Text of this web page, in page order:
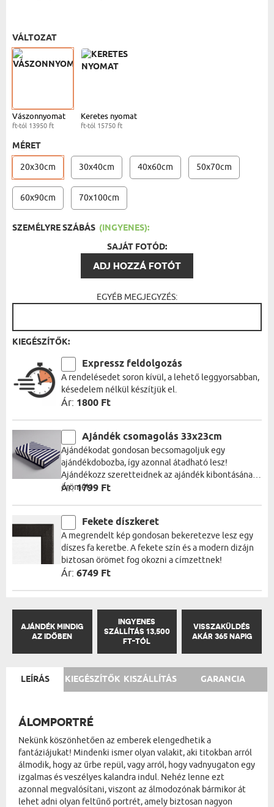
VÁLTOZAT
Vászonnyomat
ft-tól 13950 ft
Keretes nyomat
ft-tól 15750 ft
MÉRET
20x30cm 30x40cm 40x60cm 50x70cm
60x90cm 70x100cm
SZEMÉLYRE SZÁBÁS (INGYENES):
SAJÁT FOTÓD:
ADJ HOZZÁ FOTÓT
EGYÉB MEGJEGYZÉS:
KIEGÉSZÍTŐK:
Expressz feldolgozás
A rendelésedet soron kívül, a lehető leggyorsabban,
késedelem nélkül készítjük el.
Ár: 1800 Ft
Ajándék csomagolás 33x23cm
Ajándékodat gondosan becsomagoljuk egy
ajándékdobozba, így azonnal átadható lesz!
Ajándékozz szeretteidnek az ajándék kibontásának
örömét!
Ár:1799 Ft
Fekete díszkeret
A megrendelt kép gondosan bekeretezve lesz egy
díszes fa keretbe. A fekete szín és a modern dizájn
biztosan örömet fog okozni a címzettnek!
Ár: 6749 Ft
AJÁNDÉK MINDIG
AZ IDŐBEN
INGYENES
SZÁLLÍTÁS 13,500
FT-TÓL
VISSZAKÜLDÉS
AKÁR 365 NAPIG
LEÍRÁS KIEGÉSZÍTŐK KISZÁLLÍTÁS GARANCIA
ÁLOMPORTRÉ
Nekünk köszönhetően az emberek elengedhetik a
fantáziájukat! Mindenki ismer olyan valakit, aki titokban arról
álmodik, hogy az űrbe repül, vagy arról, hogy vadnyugaton egy
izgalmas és veszélyes kalandra indul. Nehéz lenne ezt
azonnal megvalósítani, viszont az álmodozónak bármikor át
lehet adni olyan feltűnő portrét, amely biztosan nagyon